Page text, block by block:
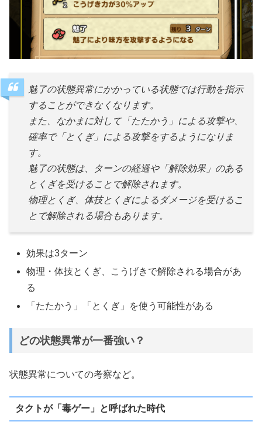
魅了の状態異常にかかっている状態では行動を指示
することができなくなります。
また、なかまに対して「たたかう」による攻撃や、
確率で「とくぎ」による攻撃をするようになりま
す。
魅了の状態は、ターンの経過や「解除効果」のある
とくぎを受けることで解除されます。
物理とくぎ、体技とくぎによるダメージを受けるこ
とで解除される場合もあります。
効果は3ターン
物理・体技とくぎ、こうげきで解除される場合があ
る
「たたかう」「とくぎ」を使う可能性がある
どの状態異常が一番強い？
状態異常についての考察など。
タクトが「毒ゲー」と呼ばれた時代